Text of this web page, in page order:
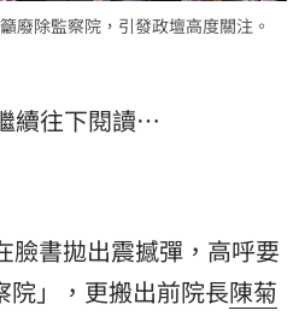
廢除監察院，引發政壇高度關注。
續往下閱讀…
臉書拋出震撼彈，高呼要
院」，更搬出前院長陳菊